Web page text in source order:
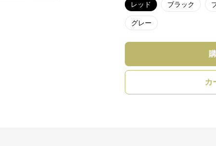
レッド ブラック
グレー
カ